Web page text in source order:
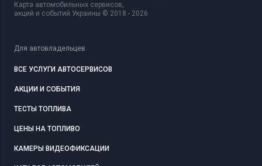
Карта автомобильных сервисов,
акций и событий Украины © 2018 - 2026
Для автовладельцев
ВСЕ УСЛУГИ АВТОСЕРВИСОВ
АКЦИИ И СОБЫТИЯ
ТЕСТЫ ТОПЛИВА
ЦЕНЫ НА ТОПЛИВО
КАМЕРЫ ВИДЕОФИКСАЦИИ